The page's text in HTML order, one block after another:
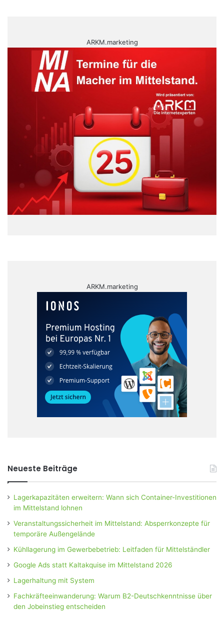
ARKM.marketing
ARKM.marketing
Neueste Beiträge
Lagerkapazitäten erweitern: Wann sich Container-Investitionen
im Mittelstand lohnen
Veranstaltungssicherheit im Mittelstand: Absperrkonzepte für
temporäre Außengelände
Kühllagerung im Gewerbebetrieb: Leitfaden für Mittelständler
Google Ads statt Kaltakquise im Mittelstand 2026
Lagerhaltung mit System
Fachkräfteeinwanderung: Warum B2-Deutschkenntnisse über
den Jobeinstieg entscheiden